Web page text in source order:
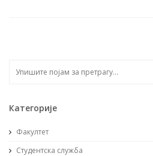
Категорије
Факултет
Студентска служба